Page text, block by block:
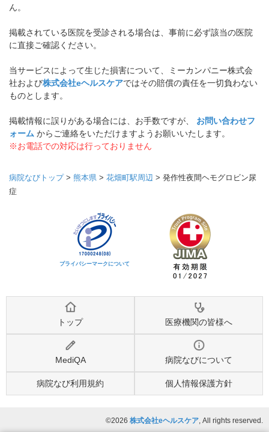
ん。
掲載されている医院を受診される場合は、事前に必ず該当の医院
に直接ご確認ください。
当サービスによって生じた損害について、ミーカンパニー株式会
社および株式会社eヘルスケアではその賠償の責任を一切負わない
ものとします。
掲載情報に誤りがある場合には、お手数ですが、 お問い合わせフ
ォーム からご連絡をいただけますようお願いいたします。
※お電話での対応は行っておりません
病院なびトップ> 熊本県 > 花畑町駅周辺 > 発作性夜間ヘモグロビン尿
症
プライバシーマークについて
トップ 医療機関の皆様へ
MediQA 病院なびについて
病院なび利用規約 個人情報保護方針
©2026 株式会社eヘルスケア, All rights reserved.